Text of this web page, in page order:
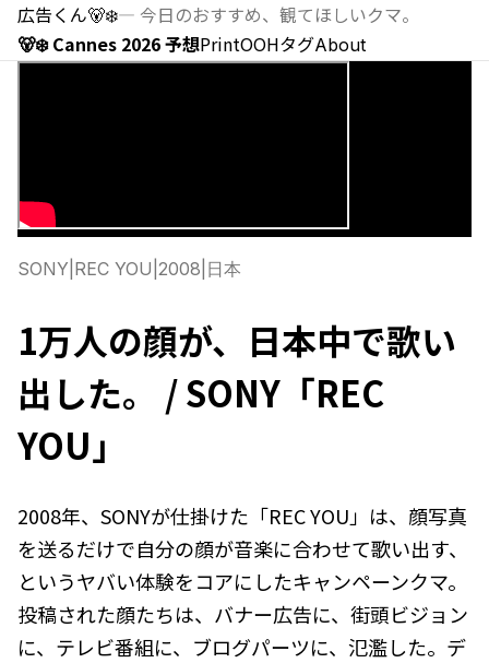
広告くん🐻‍❄️— 今日のおすすめ、観てほしいクマ。
🐻‍❄️ Cannes 2026 予想PrintOOHタグAbout
SONY REC YOU 2008 日本
1万人の顔が、日本中で歌い
出した。 / SONY「REC
YOU」
2008年、SONYが仕掛けた「REC YOU」は、顔写真
を送るだけで自分の顔が音楽に合わせて歌い出す、
というヤバい体験をコアにしたキャンペーンクマ。
投稿された顔たちは、バナー広告に、街頭ビジョン
に、テレビ番組に、ブログパーツに、氾濫した。デ